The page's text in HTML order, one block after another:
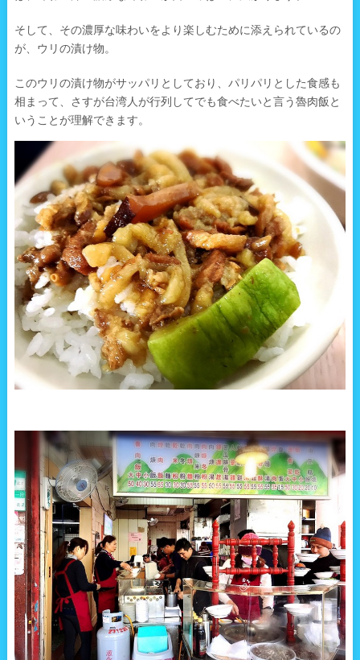
そして、その濃厚な味わいをより楽しむために添えられているの
が、ウリの漬け物。
このウリの漬け物がサッパリとしており、パリパリとした食感も
相まって、さすが台湾人が行列してでも食べたいと言う魯肉飯と
いうことが理解できます。